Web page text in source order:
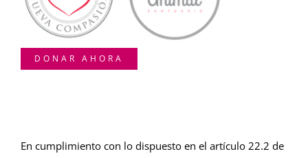
DONAR AHORA
En cumplimiento con lo dispuesto en el artículo 22.2 de